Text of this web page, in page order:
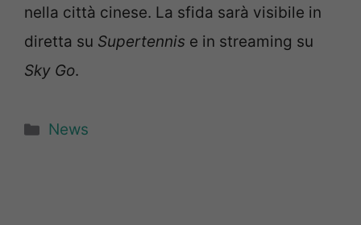
nella città cinese. La sfida sarà visibile in
diretta su Supertennis e in streaming su
Sky Go.
Categorie
News